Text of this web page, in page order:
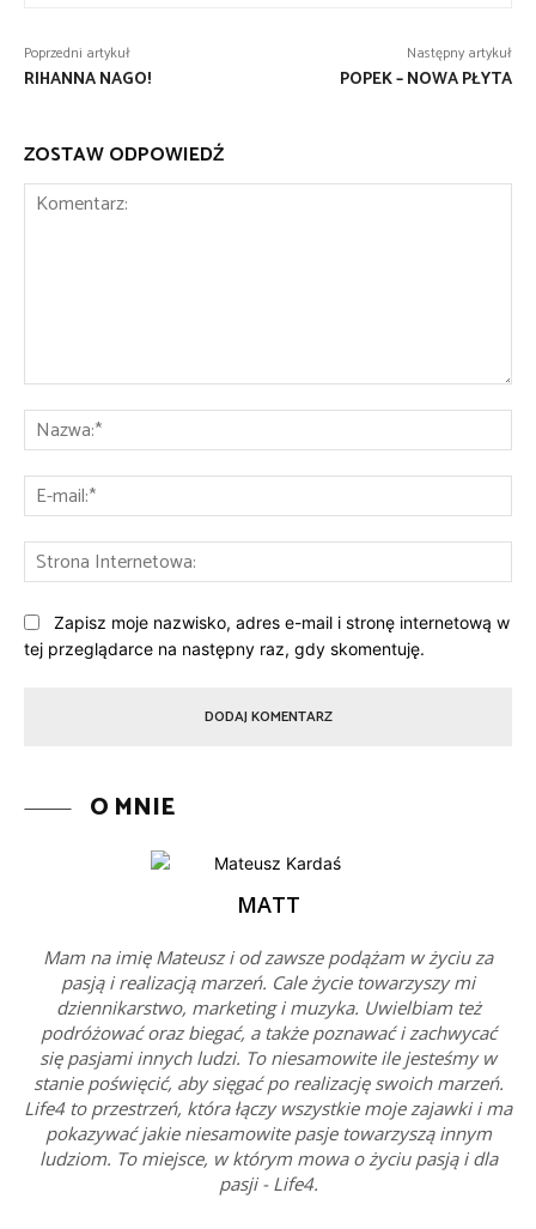
Poprzedni artykuł
RIHANNA NAGO!
Następny artykuł
POPEK – NOWA PŁYTA
ZOSTAW ODPOWIEDŹ
Zapisz moje nazwisko, adres e-mail i stronę internetową w
tej przeglądarce na następny raz, gdy skomentuję.
O MNIE
MATT
Mam na imię Mateusz i od zawsze podążam w życiu za
pasją i realizacją marzeń. Cale życie towarzyszy mi
dziennikarstwo, marketing i muzyka. Uwielbiam też
podróżować oraz biegać, a także poznawać i zachwycać
się pasjami innych ludzi. To niesamowite ile jesteśmy w
stanie poświęcić, aby sięgać po realizację swoich marzeń.
Life4 to przestrzeń, która łączy wszystkie moje zajawki i ma
pokazywać jakie niesamowite pasje towarzyszą innym
ludziom. To miejsce, w którym mowa o życiu pasją i dla
pasji - Life4.